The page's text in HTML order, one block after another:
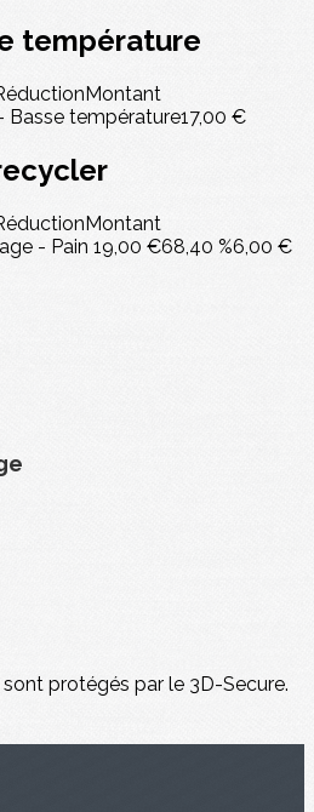
température
Montant
Basse température17,00 €
Montant
- Pain 19,00 €68,40 %6,00 €
protégés par le 3D-Secure.